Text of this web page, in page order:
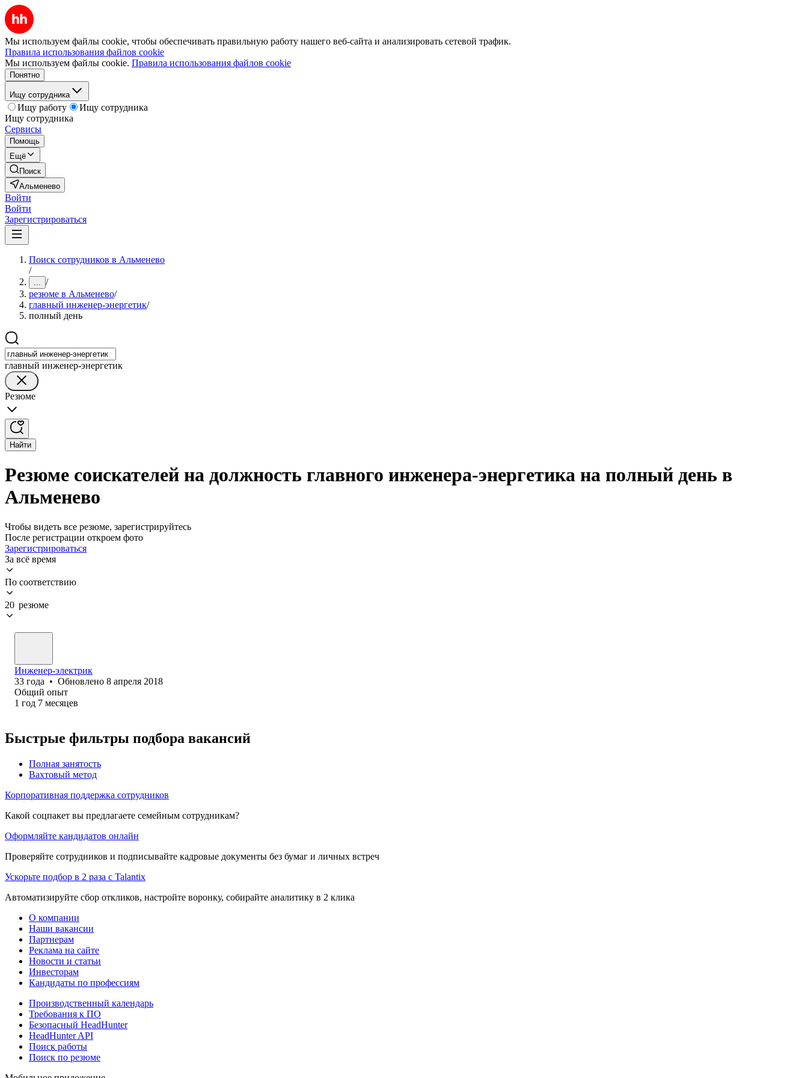
Мы используем файлы cookie, чтобы обеспечивать правильную работу нашего веб-сайта и анализировать сетевой трафик.
Правила использования файлов cookie
Мы используем файлы cookie. Правила использования файлов cookie
Понятно
Ищу сотрудника
Ищу работу
Ищу сотрудника
Ищу сотрудника
Сервисы
Помощь
Ещё
Поиск
Альменево
Войти
Войти
Зарегистрироваться
Поиск сотрудников в Альменево
/
... /
резюме в Альменево/
главный инженер-энергетик/
полный день
главный инженер-энергетик
Резюме
Найти
Резюме соискателей на должность главного инженера-энергетика на полный день в
Альменево
Чтобы видеть все резюме, зарегистрируйтесь
После регистрации откроем фото
Зарегистрироваться
За всё время
По соответствию
20 резюме
Инженер-электрик
33 года • Обновлено 8 апреля 2018
Общий опыт
1 год 7 месяцев
Быстрые фильтры подбора вакансий
Полная занятость
Вахтовый метод
Корпоративная поддержка сотрудников
Какой соцпакет вы предлагаете семейным сотрудникам?
Оформляйте кандидатов онлайн
Проверяйте сотрудников и подписывайте кадровые документы без бумаг и личных встреч
Ускорьте подбор в 2 раза с Talantix
Автоматизируйте сбор откликов, настройте воронку, собирайте аналитику в 2 клика
О компании
Наши вакансии
Партнерам
Реклама на сайте
Новости и статьи
Инвесторам
Кандидаты по профессиям
Производственный календарь
Требования к ПО
Безопасный HeadHunter
HeadHunter API
Поиск работы
Поиск по резюме